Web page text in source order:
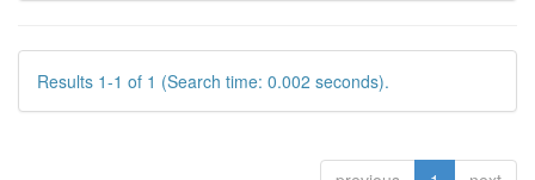
Results 1-1 of 1 (Search time: 0.002 seconds).